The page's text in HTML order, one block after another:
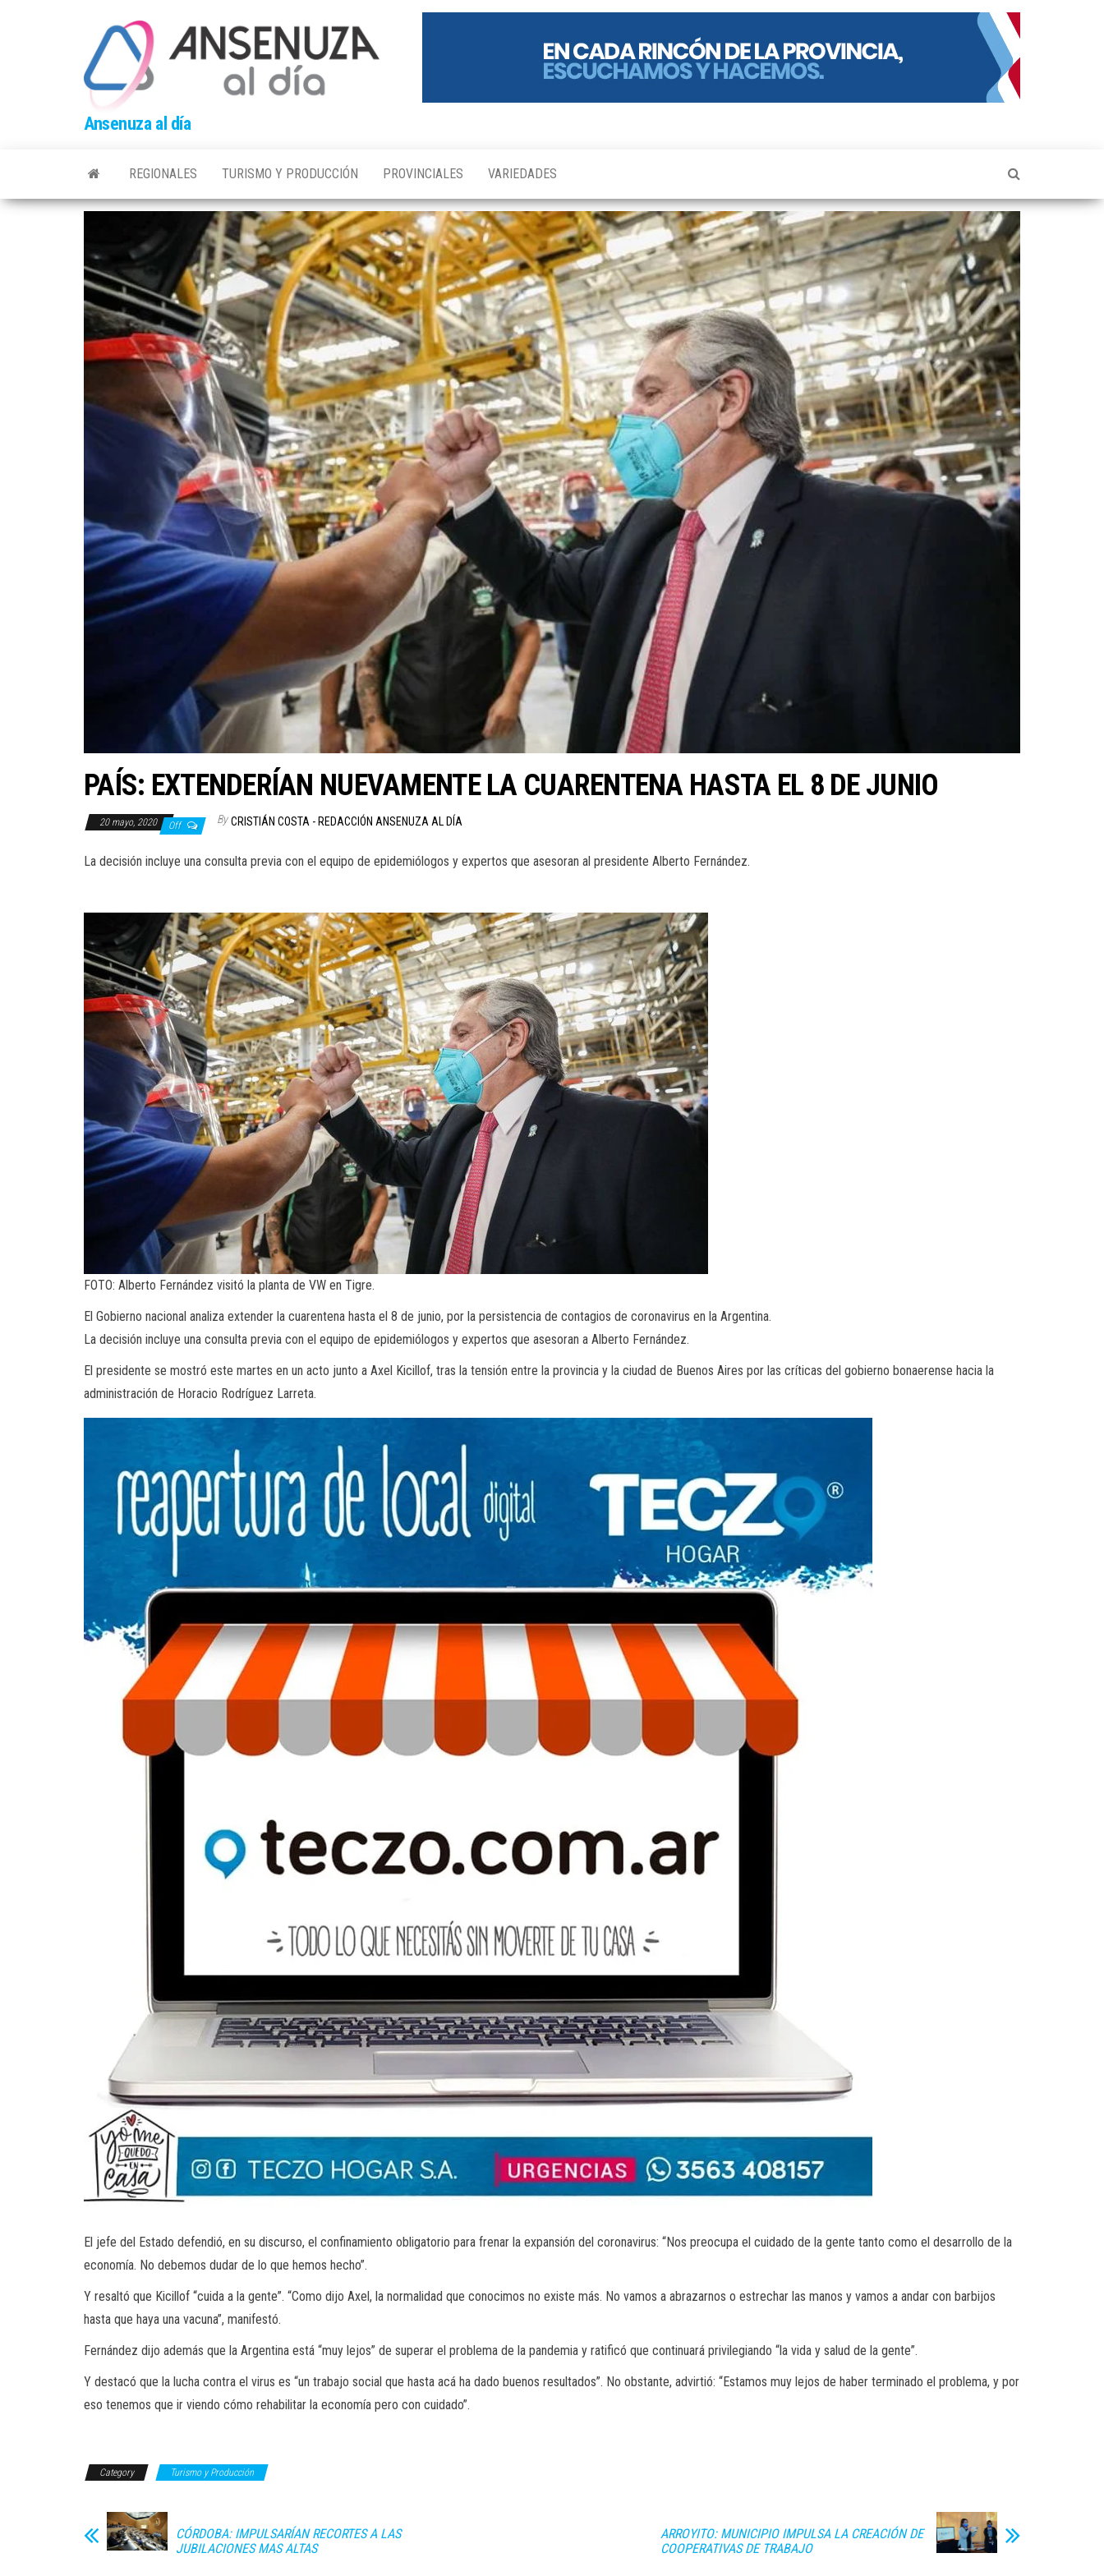
Ansenuza al día
REGIONALES TURISMO Y PRODUCCIÓN PROVINCIALES VARIEDADES
PAÍS: EXTENDERÍAN NUEVAMENTE LA CUARENTENA HASTA EL 8 DE JUNIO
20 mayo, 2020 Off By CRISTIÁN COSTA - REDACCIÓN ANSENUZA AL DÍA
La decisión incluye una consulta previa con el equipo de epidemiólogos y expertos que asesoran al presidente Alberto Fernández.
FOTO: Alberto Fernández visitó la planta de VW en Tigre.
El Gobierno nacional analiza extender la cuarentena hasta el 8 de junio, por la persistencia de contagios de coronavirus en la Argentina.
La decisión incluye una consulta previa con el equipo de epidemiólogos y expertos que asesoran a Alberto Fernández.
El presidente se mostró este martes en un acto junto a Axel Kicillof, tras la tensión entre la provincia y la ciudad de Buenos Aires por las críticas del gobierno bonaerense hacia la
administración de Horacio Rodríguez Larreta.
El jefe del Estado defendió, en su discurso, el confinamiento obligatorio para frenar la expansión del coronavirus: “Nos preocupa el cuidado de la gente tanto como el desarrollo de la
economía. No debemos dudar de lo que hemos hecho”.
Y resaltó que Kicillof “cuida a la gente”. “Como dijo Axel, la normalidad que conocimos no existe más. No vamos a abrazarnos o estrechar las manos y vamos a andar con barbijos
hasta que haya una vacuna”, manifestó.
Fernández dijo además que la Argentina está “muy lejos” de superar el problema de la pandemia y ratificó que continuará privilegiando “la vida y salud de la gente”.
Y destacó que la lucha contra el virus es “un trabajo social que hasta acá ha dado buenos resultados”. No obstante, advirtió: “Estamos muy lejos de haber terminado el problema, y por
eso tenemos que ir viendo cómo rehabilitar la economía pero con cuidado”.
Category Turismo y Producción
CÓRDOBA: IMPULSARÍAN RECORTES A LAS
JUBILACIONES MAS ALTAS
ARROYITO: MUNICIPIO IMPULSA LA CREACIÓN DE
COOPERATIVAS DE TRABAJO